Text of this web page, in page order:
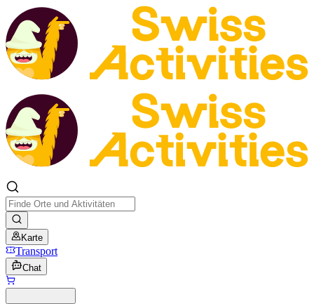
Karte
Transport
Chat